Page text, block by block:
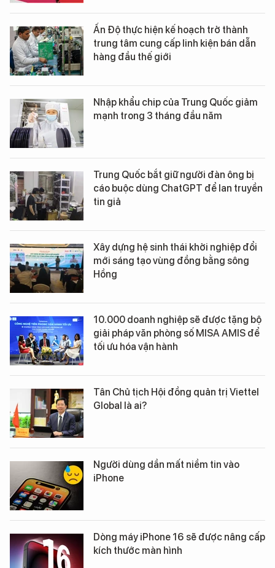
Ấn Độ thực hiện kế hoạch trở thành
trung tâm cung cấp linh kiện bán dẫn
hàng đầu thế giới
Nhập khẩu chip của Trung Quốc giảm
mạnh trong 3 tháng đầu năm
Trung Quốc bắt giữ người đàn ông bị
cáo buộc dùng ChatGPT để lan truyền
tin giả
Xây dựng hệ sinh thái khởi nghiệp đổi
mới sáng tạo vùng đồng bằng sông
Hồng
10.000 doanh nghiệp sẽ được tặng bộ
giải pháp văn phòng số MISA AMIS để
tối ưu hóa vận hành
Tân Chủ tịch Hội đồng quản trị Viettel
Global là ai?
Người dùng dần mất niềm tin vào
iPhone
Dòng máy iPhone 16 sẽ được nâng cấp
kích thước màn hình